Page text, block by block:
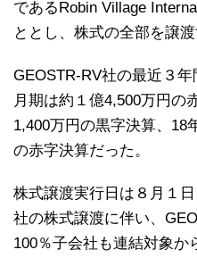
であるRobin Village
ととし、株式の全部を譲渡
GEOSTR-RV社の最近３
月期は約１億4,500万円の
1,400万円の黒字決算、18
の赤字決算だった。
株式譲渡実行日は８月１
社の株式譲渡に伴い、
100％子会社も連結対象か